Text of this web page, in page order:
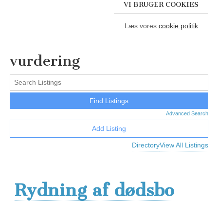
VI BRUGER COOKIES
Læs vores cookie politik
vurdering
Advanced Search
DirectoryView All Listings
Add Listing
Rydning af dødsbo